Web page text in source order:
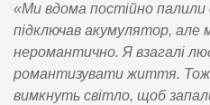
«Ми вдома постійно палили
підключав акумулятор, але
неромантично. Я взагалі
романтизувати життя. Тож
вимкнуть світло, щоб